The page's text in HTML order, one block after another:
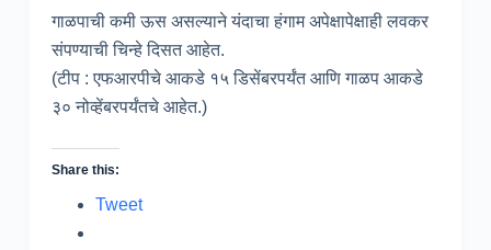
गाळपाची कमी ऊस असल्याने यंदाचा हंगाम अपेक्षापेक्षाही लवकर
संपण्याची चिन्हे दिसत आहेत.
(टीप : एफआरपीचे आकडे १५ डिसेंबरपर्यंत आणि गाळप आकडे
३० नोव्हेंबरपर्यंतचे आहेत.)
Share this:
Tweet